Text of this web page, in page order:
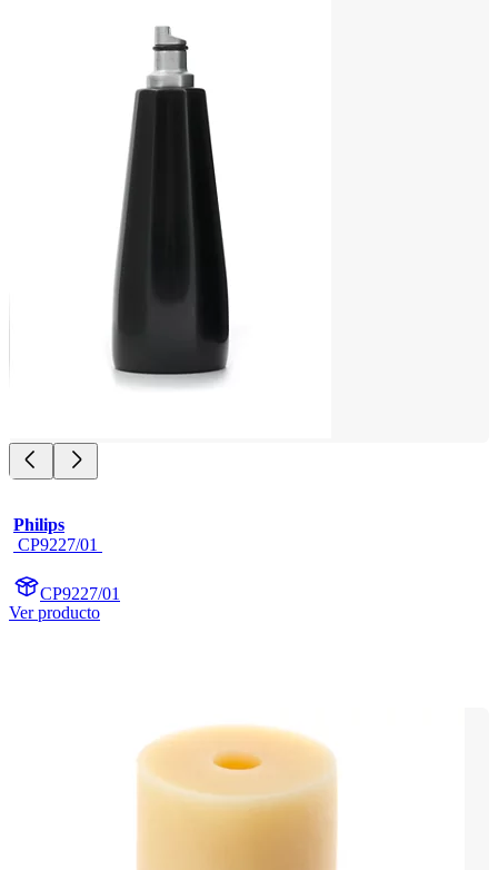
Philips
CP9227/01
CP9227/01
Ver producto